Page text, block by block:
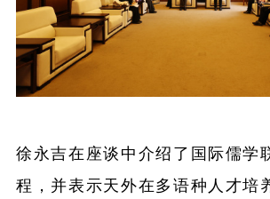
徐永吉在座谈中介绍了国际儒学
程，并表示天外在多语种人才培